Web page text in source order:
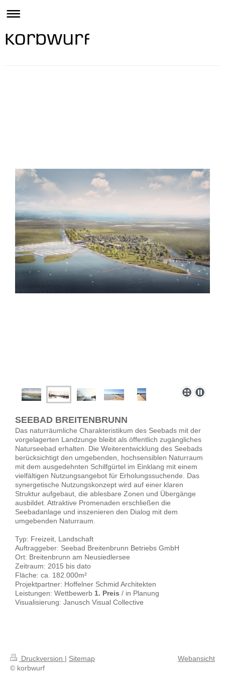
SEEBAD BREITENBRUNN
Das naturräumliche Charakteristikum des Seebads mit der
vorgelagerten Landzunge bleibt als öffentlich zugängliches
Naturseebad erhalten. Die Weiterentwicklung des Seebads
berücksichtigt den umgebenden, hochsensiblen Naturraum
mit dem ausgedehnten Schilfgürtel im Einklang mit einem
vielfältigen Nutzungsangebot für Erholungssuchende. Das
synergetische Nutzungskonzept wird auf einer klaren
Struktur aufgebaut, die ablesbare Zonen und Übergänge
ausbildet. Attraktive Promenaden erschließen die
Seebadanlage und inszenieren den Dialog mit dem
umgebenden Naturraum.
Typ: Freizeit, Landschaft
Auftraggeber: Seebad Breitenbrunn Betriebs GmbH
Ort: Breitenbrunn am Neusiedlersee
Zeitraum: 2015 bis dato
Fläche: ca. 182.000m²
Projektpartner: Hoffelner Schmid Architekten
Leistungen: Wettbewerb 1. Preis / in Planung
Visualisierung: Janusch Visual Collective
Druckversion | Sitemap
© korbwurf
Webansicht